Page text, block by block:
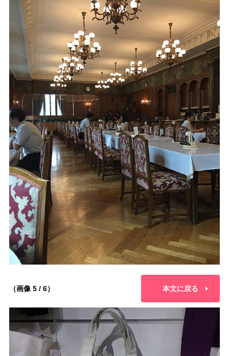
（画像 5 / 6） 本文に戻る